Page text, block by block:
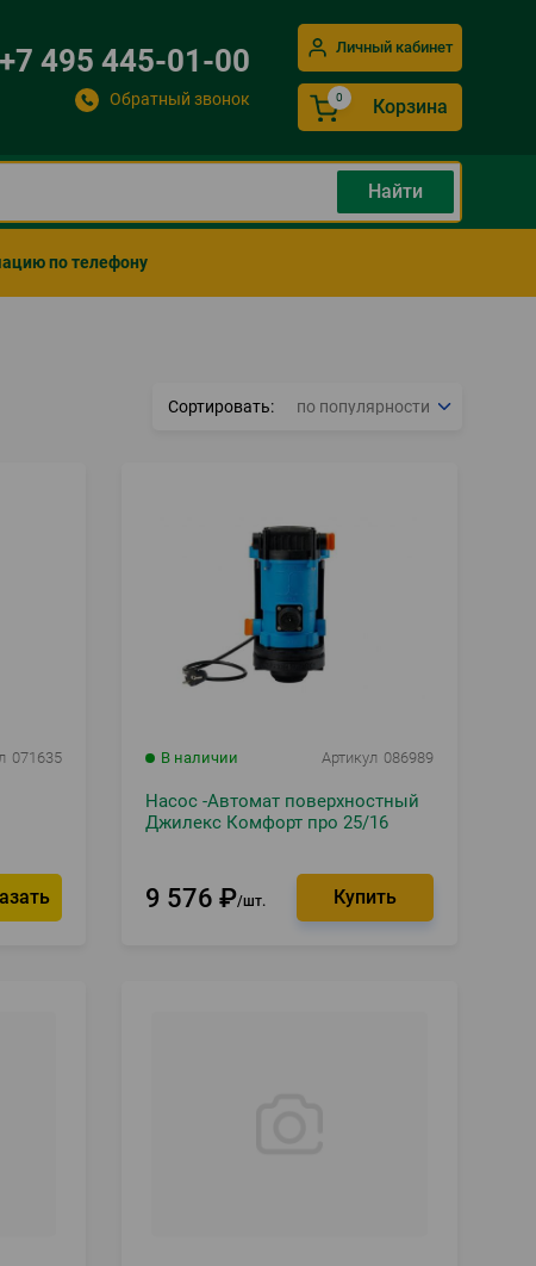
+7 495 445-01-00
Обратный звонок
Личный кабинет
Корзина
по телефону
Сортировать
071635 В наличии Артикул 086989
Насос -Автомат поверхностный
Джилекс Комфорт про 25/16
9 576 ₽ шт.